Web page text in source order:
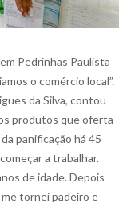
Pedrinhas Paulista
o comércio local”.
da Silva, contou
produtos que oferta
panificação há 45
a trabalhar.
de idade. Depois
me tornei padeiro e